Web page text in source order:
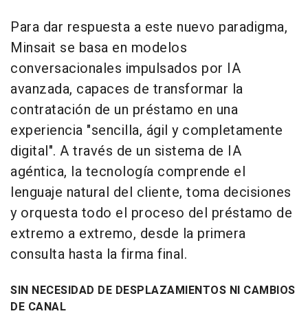
Para dar respuesta a este nuevo paradigma,
Minsait se basa en modelos
conversacionales impulsados por IA
avanzada, capaces de transformar la
contratación de un préstamo en una
experiencia "sencilla, ágil y completamente
digital". A través de un sistema de IA
agéntica, la tecnología comprende el
lenguaje natural del cliente, toma decisiones
y orquesta todo el proceso del préstamo de
extremo a extremo, desde la primera
consulta hasta la firma final.
SIN NECESIDAD DE DESPLAZAMIENTOS NI CAMBIOS
DE CANAL